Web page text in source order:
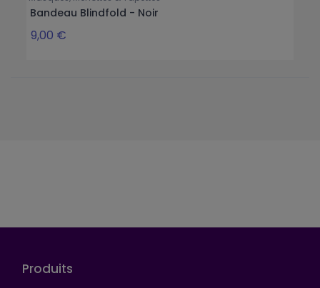
Bandeau Blindfold - Noir
9,00 €
Produits